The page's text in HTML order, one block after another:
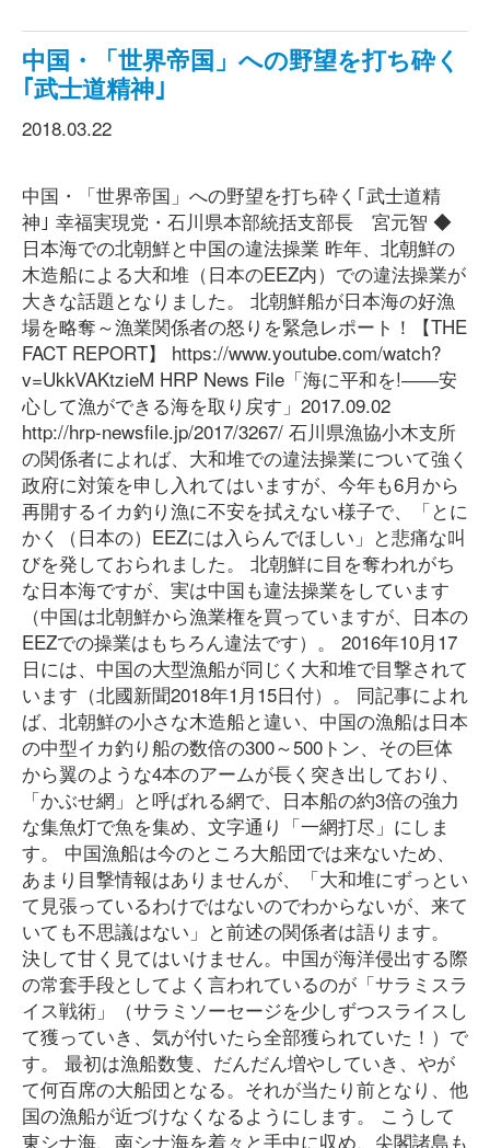
中国・「世界帝国」への野望を打ち砕く
｢武士道精神｣
2018.03.22
中国・「世界帝国」への野望を打ち砕く｢武士道精
神｣ 幸福実現党・石川県本部統括支部長 宮元智 ◆
日本海での北朝鮮と中国の違法操業 昨年、北朝鮮の
木造船による大和堆（日本のEEZ内）での違法操業が
大きな話題となりました。 北朝鮮船が日本海の好漁
場を略奪～漁業関係者の怒りを緊急レポート！【THE
FACT REPORT】 https://www.youtube.com/watch?
v=UkkVAKtzieM HRP News File「海に平和を!――安
心して漁ができる海を取り戻す」2017.09.02
http://hrp-newsfile.jp/2017/3267/ 石川県漁協小木支所
の関係者によれば、大和堆での違法操業について強く
政府に対策を申し入れてはいますが、今年も6月から
再開するイカ釣り漁に不安を拭えない様子で、「とに
かく（日本の）EEZには入らんでほしい」と悲痛な叫
びを発しておられました。 北朝鮮に目を奪われがち
な日本海ですが、実は中国も違法操業をしています
（中国は北朝鮮から漁業権を買っていますが、日本の
EEZでの操業はもちろん違法です）。 2016年10月17
日には、中国の大型漁船が同じく大和堆で目撃されて
います（北國新聞2018年1月15日付）。 同記事によれ
ば、北朝鮮の小さな木造船と違い、中国の漁船は日本
の中型イカ釣り船の数倍の300～500トン、その巨体
から翼のような4本のアームが長く突き出しており、
「かぶせ網」と呼ばれる網で、日本船の約3倍の強力
な集魚灯で魚を集め、文字通り「一網打尽」にしま
す。 中国漁船は今のところ大船団では来ないため、
あまり目撃情報はありませんが、「大和堆にずっとい
て見張っているわけではないのでわからないが、来て
いても不思議はない」と前述の関係者は語ります。
決して甘く見てはいけません。中国が海洋侵出する際
の常套手段としてよく言われているのが「サラミスラ
イス戦術」（サラミソーセージを少しずつスライスし
て獲っていき、気が付いたら全部獲られていた！）で
す。 最初は漁船数隻、だんだん増やしていき、やが
て何百席の大船団となる。それが当たり前となり、他
国の漁船が近づけなくなるようにします。 こうして
東シナ海、南シナ海を着々と手中に収め、尖閣諸島も